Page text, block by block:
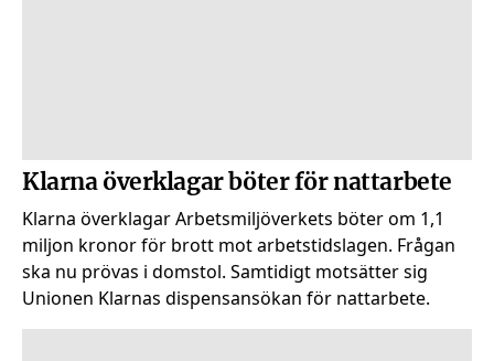
Klarna överklagar böter för nattarbete
Klarna överklagar Arbetsmiljöverkets böter om 1,1
miljon kronor för brott mot arbetstidslagen. Frågan
ska nu prövas i domstol. Samtidigt motsätter sig
Unionen Klarnas dispensansökan för nattarbete.